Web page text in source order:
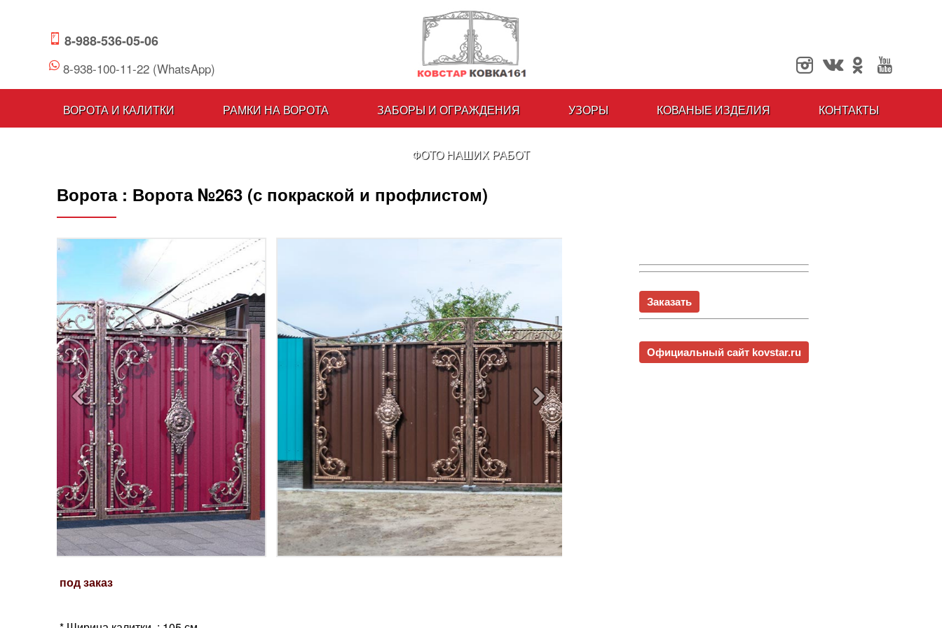
8-988-536-05-06
8-938-100-11-22 (WhatsApp)
ВОРОТА И КАЛИТКИ РАМКИ НА ВОРОТА ЗАБОРЫ И ОГРАЖДЕНИЯ УЗОРЫ КОВАНЫЕ ИЗДЕЛИЯ КОНТАКТЫ
ФОТО НАШИХ РАБОТ
Ворота : Ворота №263 (с покраской и профлистом)
под заказ
Заказать
Официальный сайт kovstar.ru